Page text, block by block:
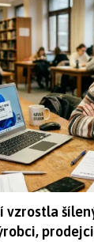
vzrostla